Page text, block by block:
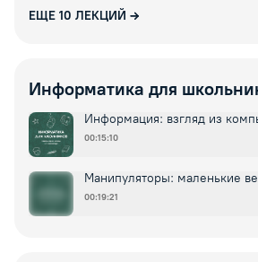
ЕЩЕ 10 ЛЕКЦИЙ
Информатика для
Информация: взгляд из
00:15:10
Манипуляторы: маленькие
00:19:21